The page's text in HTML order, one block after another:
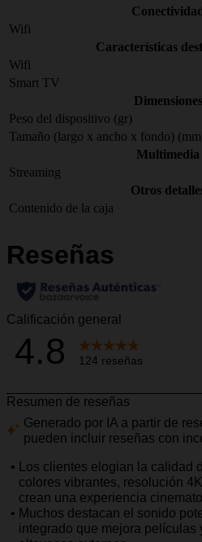
Wifi
Características
Wifi
Smart TV
Dimensiones
Peso del dispositivo (gr)
Tamaño (largo x ancho x fondo)
Multimedia
Streaming
Otros
Contenido de la caja